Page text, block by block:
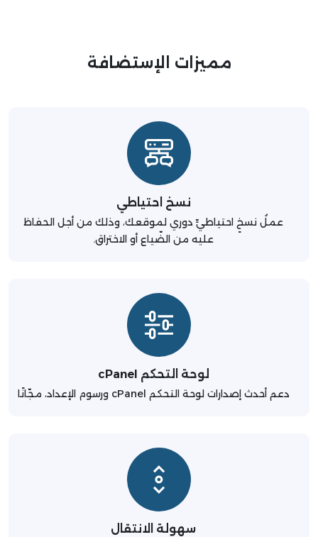
مميزات الإستضافة
نسخ احتياطي
عملُ نسخٍ احتياطيٍّ دوري لموقعك، وذلك من أجل الحفاظ
عليه من الضّياع أو الاختراق.
لوحة التحكم cPanel
دعم أحدث إصدارات لوحة التحكم cPanel ورسوم الإعداد، مجّانًا
سهولة الانتقال